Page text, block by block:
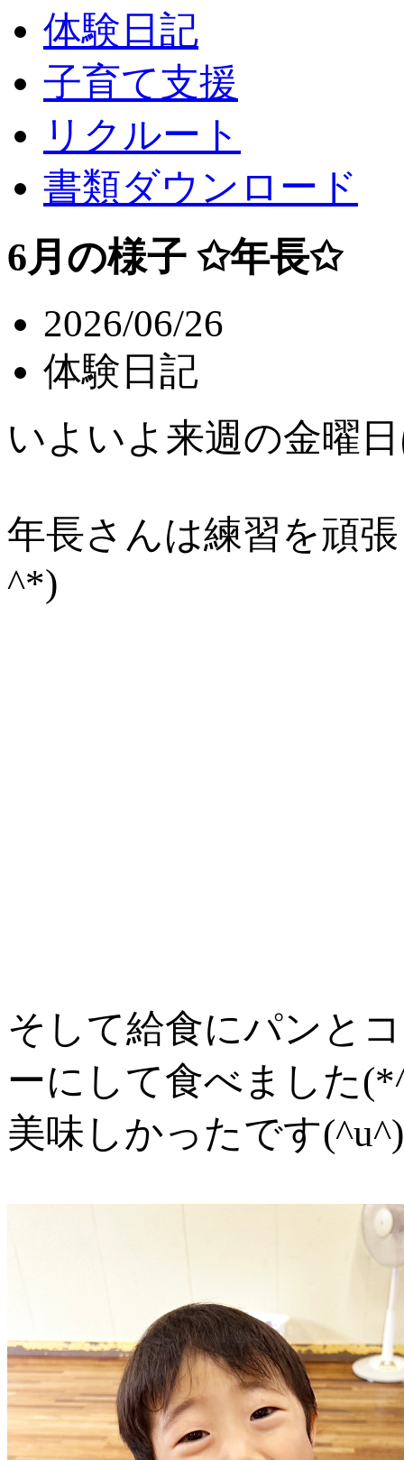
体験日記
子育て支援
リクルート
書類ダウンロード
6月の様子 ✩年長✩
2026/06/26
体験日記
いよいよ来週の金曜
年長さんは練習を頑
^*)
そして給食にパンと
ーにして食べました
美味しかったです(^u^)